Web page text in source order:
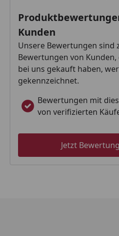
Kunden
Unsere Bewertungen sind
Bewertungen von
bei uns gekauft haben,
gekennzeichnet.
Bewertungen mit
von verifizierten
Jetzt